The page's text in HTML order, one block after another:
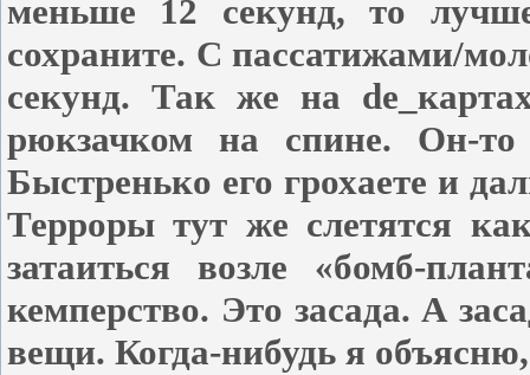
меньше 12 секунд, то
сохраните. С пассатижами/
секунд. Так же на
рюкзачком на спине. Он-
Быстренько его грохаете и
Терроры тут же слетятся
затаиться возле «бомб-
кемперство. Это засада. А
вещи. Когда-нибудь я